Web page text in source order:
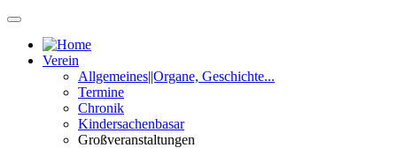
Verein
Allgemeines||Organe, Geschichte...
Termine
Chronik
Kindersachenbasar
Großveranstaltungen